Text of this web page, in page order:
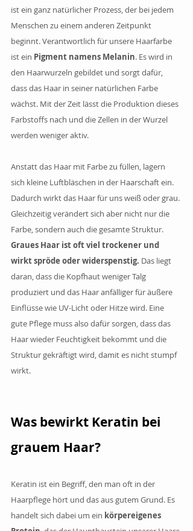
ist ein ganz natürlicher Prozess, der bei jedem
Menschen zu einem anderen Zeitpunkt
beginnt. Verantwortlich für unsere Haarfarbe
ist ein Pigment namens Melanin. Es wird in
den Haarwurzeln gebildet und sorgt dafür,
dass das Haar in seiner natürlichen Farbe
wächst. Mit der Zeit lässt die Produktion dieses
Farbstoffs nach und die Zellen in der Wurzel
werden weniger aktiv.
Anstatt das Haar mit Farbe zu füllen, lagern
sich kleine Luftbläschen in der Haarschaft ein.
Dadurch wirkt das Haar für uns weiß oder grau.
Gleichzeitig verändert sich aber nicht nur die
Farbe, sondern auch die gesamte Struktur.
Graues Haar ist oft viel trockener und
wirkt spröde oder widerspenstig. Das liegt
daran, dass die Kopfhaut weniger Talg
produziert und das Haar anfälliger für äußere
Einflüsse wie UV-Licht oder Hitze wird. Eine
gute Pflege muss also dafür sorgen, dass das
Haar wieder Feuchtigkeit bekommt und die
Struktur gekräftigt wird, damit es nicht stumpf
wirkt.
Was bewirkt Keratin bei
grauem Haar?
Keratin ist ein Begriff, den man oft in der
Haarpflege hört und das aus gutem Grund. Es
handelt sich dabei um ein körpereigenes